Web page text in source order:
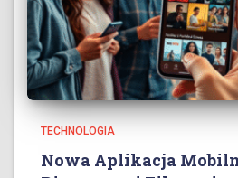
TECHNOLOGIA
Nowa Aplikacja